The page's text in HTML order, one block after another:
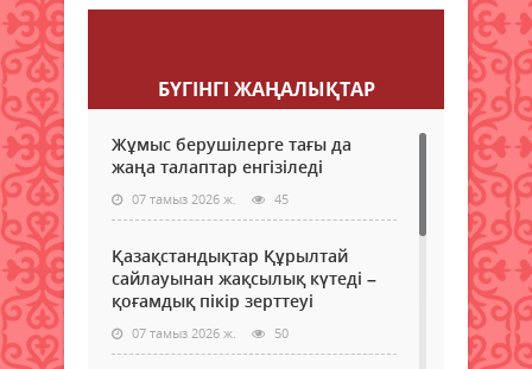
БҮГІНГI ЖАҢАЛЫҚТАР
Жұмыс берушілерге тағы да
жаңа талаптар енгізіледі
07 тамыз 2026 ж. 45
Қазақстандықтар Құрылтай
сайлауынан жақсылық күтеді –
қоғамдық пікір зерттеуі
07 тамыз 2026 ж. 50